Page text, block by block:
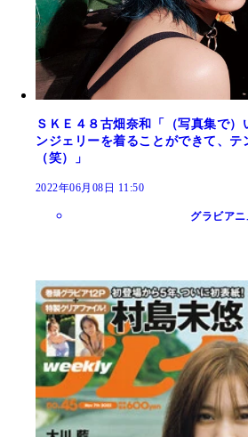
ＳＫＥ４８古畑奈和「（写真集で
ンジェリーを着ることができて、テ
（笑）」
2022年06月08日 11:50
グラビアニ